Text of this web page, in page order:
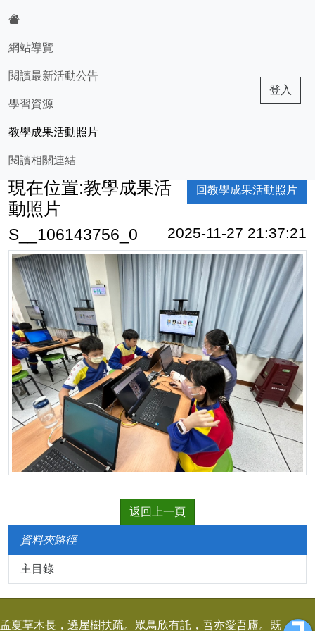
網站導覽
閱讀最新活動公告
學習資源
教學成果活動照片
閱讀相關連結
登入
回教學成果活動照片
現在位置:教學成果活
動照片
S__106143756_0 2025-11-27 21:37:21
返回上一頁
資料夾路徑
主目錄
孟夏草木長，遶屋樹扶疏。眾鳥欣有託，吾亦愛吾廬。既